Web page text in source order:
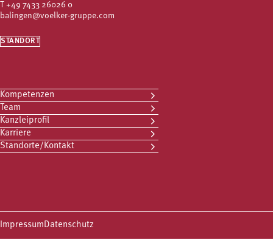
T +49 7433 26026 0
balingen@voelker-gruppe.com
STANDORT
Kompetenzen
Team
Kanzleiprofil
Karriere
Standorte/Kontakt
ImpressumDatenschutz